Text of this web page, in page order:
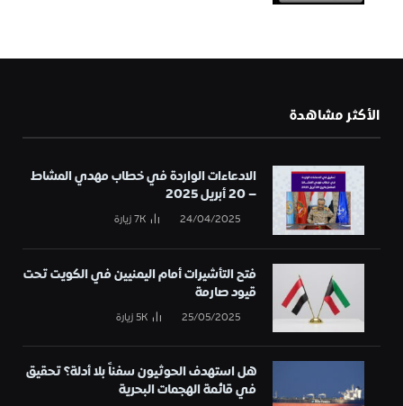
الأكثر مشاهدة
الادعاءات الواردة في خطاب مهدي المشاط
– 20 أبريل 2025
24/04/2025
7Kزيارة
فتح التأشيرات أمام اليمنيين في الكويت تحت
قيود صارمة
25/05/2025
5Kزيارة
هل استهدف الحوثيون سفناً بلا أدلة؟ تحقيق
في قائمة الهجمات البحرية